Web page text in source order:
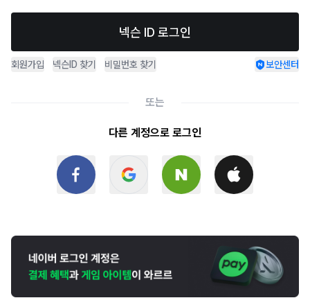
넥슨 ID 로그인
회원가입 넥슨ID 찾기 비밀번호 찾기 보안센터
또는
다른 계정으로 로그인